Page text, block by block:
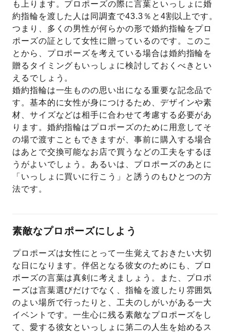
も上ります。プロポーズの際に言葉といっしょに婚
約指輪を渡した人は同調査で43.3％と4割以上です。
つまり、多くの男性が何らかの形で婚約指輪をプロ
ポーズの証として女性に贈っているのです。このこ
とから、プロポーズを考えている場合は婚約指輪を
贈るタイミングもいっしょに検討しておくべきとい
えるでしょう。
婚約指輪は一生ものの思い出になる重要な記念品で
す。基本的に女性が身につけるため、デザインや素
材、サイズなどは相手に合わせて考慮する必要があ
ります。婚約指輪はプロポーズのために用意してそ
の場で渡すこともできますが、事前に購入する場合
はあとで交換可能なお店で買うなどの工夫をするほ
うがよいでしょう。あるいは、プロポーズのあとに
「いっしょに買いに行こう」と誘うのもひとつの方
法です。
素敵なプロポーズにしよう
プロポーズは女性にとって一生覚えておきたい大切
な日になります。伴侶となる彼女のためにも、プロ
ポーズの言葉は真剣に考えましょう。また、プロポ
ーズは言葉選びだけでなく、指輪を渡したり雰囲気
のよい場所で行ったりと、工夫のしがいがある一大
イベントです。一生心に残る素敵なプロポーズをし
て、愛する彼女といっしょに第二の人生を始めるス